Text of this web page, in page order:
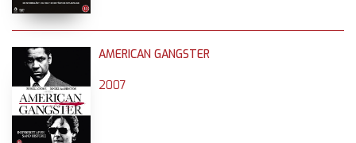
AMERICAN GANGSTER
2007